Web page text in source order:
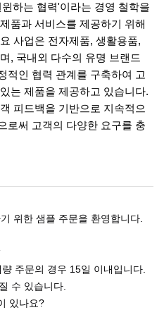
하는 협력'이라는 경영 철학을
품과 서비스를 제공하기 위해
사업은 전자제품, 생활용품,
, 국내외 다수의 유명 브랜드
적인 협력 관계를 구축하여 고
는 제품을 제공하고 있습니다.
피드백을 기반으로 지속적으
로써 고객의 다양한 요구를 충
위한 샘플 주문을 환영합니다.
주문의 경우 15일 이내입니다.
수 있습니다.
있나요?